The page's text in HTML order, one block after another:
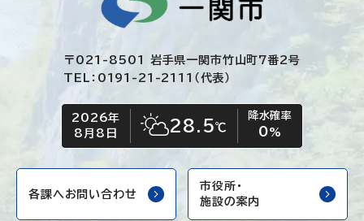
〒021-8501 岩手県一関市竹山町7番2号
TEL：0191-21-2111（代表）
今日の日付
2026年
8月8日
今日の天気
晴れ時々くもり
28.5℃
降水確率
0%
各課へお問い合わせ
市役所・
施設の案内